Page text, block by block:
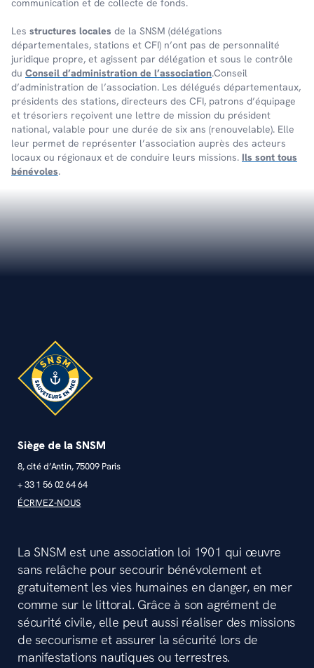
communication et de collecte de fonds.
Les structures locales de la SNSM (délégations
départementales, stations et CFI) n’ont pas de personnalité
juridique propre, et agissent par délégation et sous le contrôle
du Conseil d’administration de l’association.Conseil
d’administration de l’association. Les délégués départementaux,
présidents des stations, directeurs des CFI, patrons d’équipage
et trésoriers reçoivent une lettre de mission du président
national, valable pour une durée de six ans (renouvelable). Elle
leur permet de représenter l’association auprès des acteurs
locaux ou régionaux et de conduire leurs missions. Ils sont tous
bénévoles.
Siège de la SNSM
8, cité d’Antin, 75009 Paris
+ 33 1 56 02 64 64
ÉCRIVEZ-NOUS
La SNSM est une association loi 1901 qui œuvre
sans relâche pour secourir bénévolement et
gratuitement les vies humaines en danger, en mer
comme sur le littoral. Grâce à son agrément de
sécurité civile, elle peut aussi réaliser des missions
de secourisme et assurer la sécurité lors de
manifestations nautiques ou terrestres.